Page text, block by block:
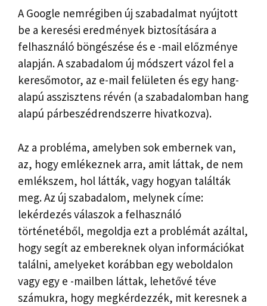
A Google nemrégiben új szabadalmat nyújtott
be a keresési eredmények biztosítására a
felhasználó böngészése és e -mail előzménye
alapján. A szabadalom új módszert vázol fel a
keresőmotor, az e-mail felületen és egy hang-
alapú asszisztens révén (a szabadalomban hang
alapú párbeszédrendszerre hivatkozva).
Az a probléma, amelyben sok embernek van,
az, hogy emlékeznek arra, amit láttak, de nem
emlékszem, hol látták, vagy hogyan találták
meg. Az új szabadalom, melynek címe:
lekérdezés válaszok a felhasználó
történetéből, megoldja ezt a problémát azáltal,
hogy segít az embereknek olyan információkat
találni, amelyeket korábban egy weboldalon
vagy egy e -mailben láttak, lehetővé téve
számukra, hogy megkérdezzék, mit keresnek a